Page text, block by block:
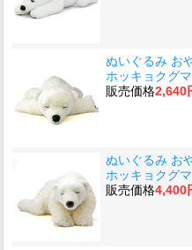
ぬいぐるみ お
ホッキョクグ
販売価格2,640
ぬいぐるみ お
ホッキョクグ
販売価格4,400